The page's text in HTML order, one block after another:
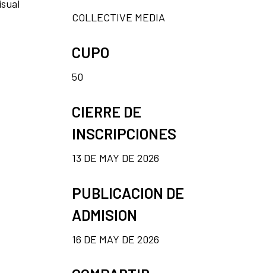
COLLECTIVE MEDIA
CUPO
50
CIERRE DE
INSCRIPCIONES
13 DE MAY DE 2026
PUBLICACION DE
ADMISION
16 DE MAY DE 2026